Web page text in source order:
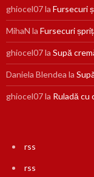
ghiocel07la Fursecuri
MihaN la Fursecuri
ghiocel07la Supă
Daniela Blendea la
ghiocel07la Ruladă cu
rss
rss